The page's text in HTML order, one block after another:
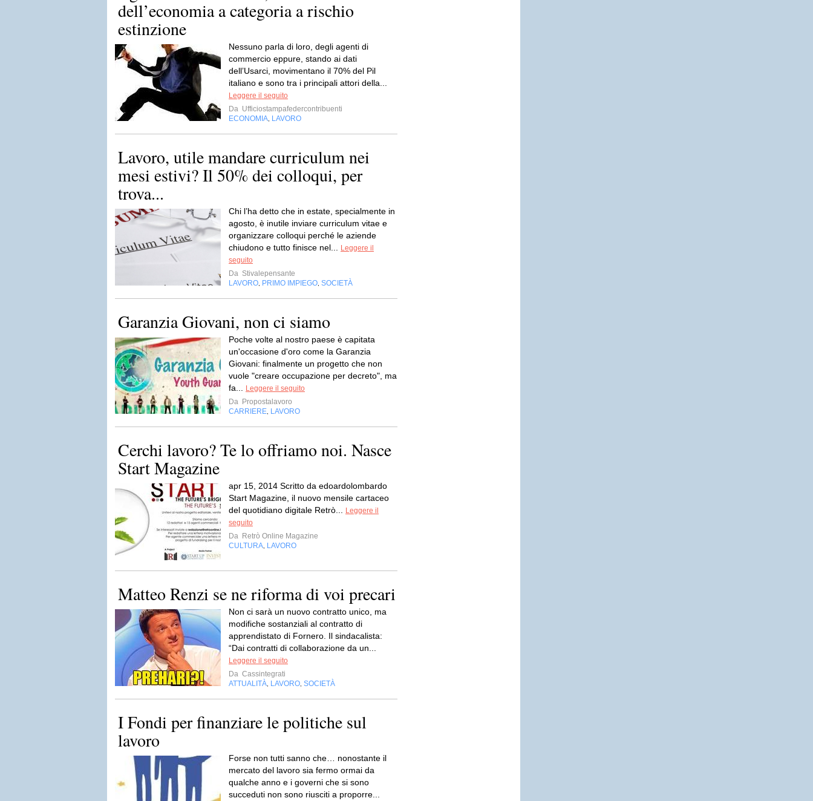
dell’economia a categoria a rischio
estinzione
Nessuno parla di loro, degli agenti di
commercio eppure, stando ai dati
dell’Usarci, movimentano il 70% del Pil
italiano e sono tra i principali attori della...
Leggere il seguito
Da Ufficiostampafedercontribuenti
ECONOMIA LAVORO
Lavoro, utile mandare curriculum nei
mesi estivi? Il 50% dei colloqui, per
trova...
Chi l’ha detto che in estate, specialmente in
agosto, è inutile inviare curriculum vitae e
organizzare colloqui perché le aziende
chiudono e tutto finisce nel...
Leggere il
seguito
Da Stivalepensante
LAVORO PRIMO IMPIEGO SOCIETÀ
Garanzia Giovani, non ci siamo
Poche volte al nostro paese è capitata
un'occasione d'oro come la Garanzia
Giovani: finalmente un progetto che non
vuole "creare occupazione per decreto", ma
fa...
Leggere il seguito
Da Propostalavoro
CARRIERE LAVORO
Cerchi lavoro? Te lo offriamo noi. Nasce
Start Magazine
apr 15, 2014 Scritto da edoardolombardo
Start Magazine, il nuovo mensile cartaceo
del quotidiano digitale Retrò...
Leggere il
seguito
Da Retrò Online Magazine
CULTURA LAVORO
Matteo Renzi se ne riforma di voi precari
Non ci sarà un nuovo contratto unico, ma
modifiche sostanziali al contratto di
apprendistato di Fornero. Il sindacalista:
“Dai contratti di collaborazione da un...
Leggere il seguito
Da Cassintegrati
ATTUALITÀ LAVORO SOCIETÀ
I Fondi per finanziare le politiche sul
lavoro
Forse non tutti sanno che… nonostante il
mercato del lavoro sia fermo ormai da
qualche anno e i governi che si sono
succeduti non sono riusciti a proporre...